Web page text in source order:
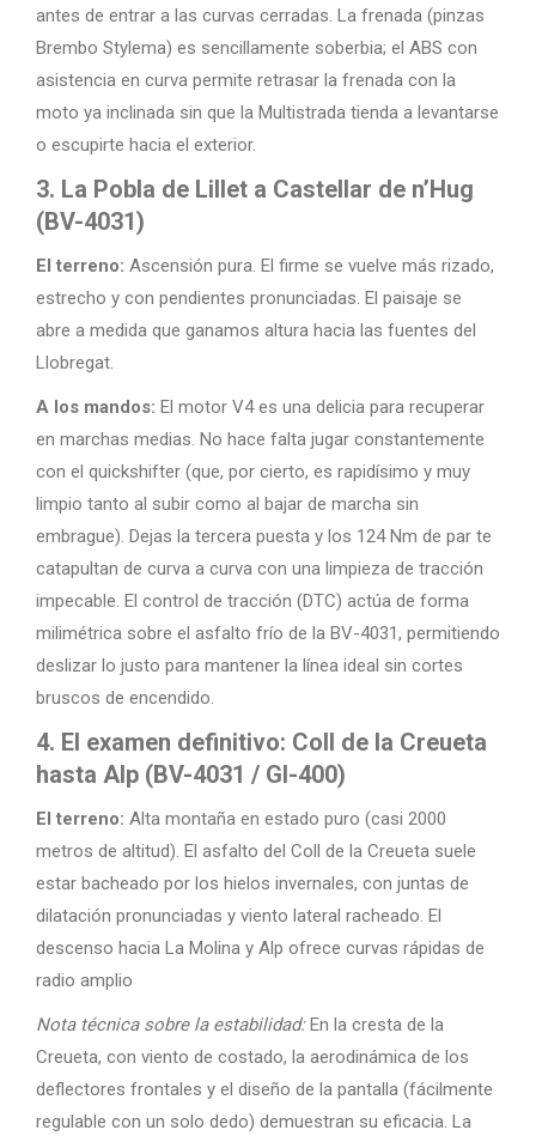
antes de entrar a las curvas cerradas. La frenada (pinzas
Brembo Stylema) es sencillamente soberbia; el ABS con
asistencia en curva permite retrasar la frenada con la
moto ya inclinada sin que la Multistrada tienda a levantarse
o escupirte hacia el exterior.
3. La Pobla de Lillet a Castellar de n’Hug
(BV-4031)
El terreno: Ascensión pura. El firme se vuelve más rizado,
estrecho y con pendientes pronunciadas. El paisaje se
abre a medida que ganamos altura hacia las fuentes del
Llobregat.
A los mandos: El motor V4 es una delicia para recuperar
en marchas medias. No hace falta jugar constantemente
con el quickshifter (que, por cierto, es rapidísimo y muy
limpio tanto al subir como al bajar de marcha sin
embrague). Dejas la tercera puesta y los 124 Nm de par te
catapultan de curva a curva con una limpieza de tracción
impecable. El control de tracción (DTC) actúa de forma
milimétrica sobre el asfalto frío de la BV-4031, permitiendo
deslizar lo justo para mantener la línea ideal sin cortes
bruscos de encendido.
4. El examen definitivo: Coll de la Creueta
hasta Alp (BV-4031 / GI-400)
El terreno: Alta montaña en estado puro (casi 2000
metros de altitud). El asfalto del Coll de la Creueta suele
estar bacheado por los hielos invernales, con juntas de
dilatación pronunciadas y viento lateral racheado. El
descenso hacia La Molina y Alp ofrece curvas rápidas de
radio amplio
Nota técnica sobre la estabilidad:En la cresta de la
Creueta, con viento de costado, la aerodinámica de los
deflectores frontales y el diseño de la pantalla (fácilmente
regulable con un solo dedo) demuestran su eficacia. La